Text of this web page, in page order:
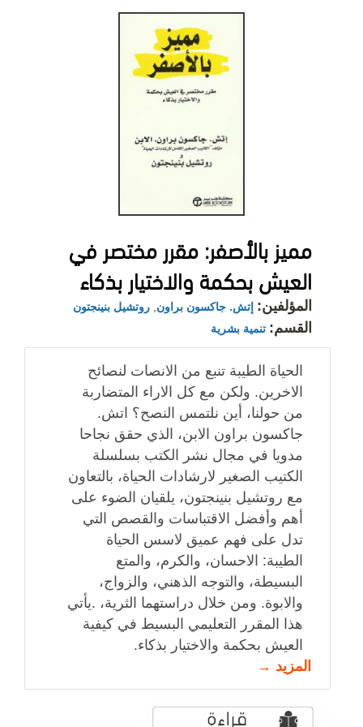
مميز بالأصفر: مقرر مختصر في
العيش بحكمة والاختيار بذكاء
المؤلفين: إتش. جاكسون براون روتشيل بنينجتون
القسم: تنمية بشرية
الحياة الطيبة تنبع من الانصات لنصائح
الاخرين. ولكن مع كل الاراء المتضاربة
من حولنا، أين نلتمس النصح؟ اتش.
جاكسون براون الابن، الذي حقق نجاحا
مدويا في مجال نشر الكتب بسلسلة
الكتيب الصغير لارشادات الحياة، بالتعاون
مع روتشيل بنينجتون، يلقيان الضوء على
أهم وأفضل الاقتباسات والقصص التي
تدل على فهم عميق لاسس الحياة
الطيبة: الاحسان، والكرم، والمتع
البسيطة، والتوجه الذهني، والزواج،
والابوة. ومن خلال دراستهما الثرية، .يأتي
هذا المقرر التعليمي البسيط في كيفية
العيش بحكمة والاختيار بذكاء.
المزيد →